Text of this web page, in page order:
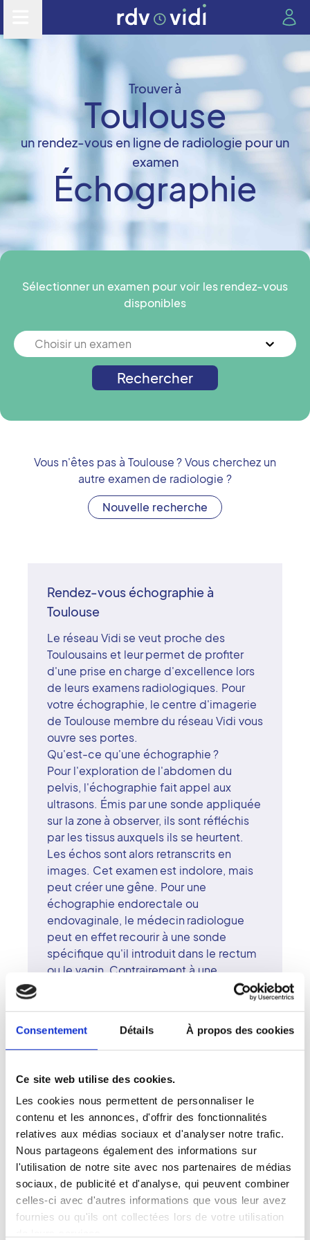
Consentement Détails À propos des cookies
Ce site web utilise des cookies.
Les cookies nous permettent de personnaliser le
contenu et les annonces, d'offrir des fonctionnalités
relatives aux médias sociaux et d'analyser notre trafic.
Nous partageons également des informations sur
l'utilisation de notre site avec nos partenaires de médias
sociaux, de publicité et d'analyse, qui peuvent combiner
celles-ci avec d'autres informations que vous leur avez
fournies ou qu'ils ont collectées lors de votre utilisation
Trouver à
Toulouse
un rendez-vous en ligne de radiologie pour un
examen
Échographie
Sélectionner un examen pour voir les rendez-vous
disponibles
Choisir un examen
Rechercher
Vous n'êtes pas à Toulouse? Vous cherchez un
autre examen de radiologie ?
Nouvelle recherche
Rendez-vous échographie à
Toulouse
Le réseau Vidi se veut proche des
Toulousains et leur permet de profiter
d'une prise en charge d'excellence lors
de leurs examens radiologiques. Pour
votre échographie, le centre d'imagerie
de Toulouse membre du réseau Vidi vous
ouvre ses portes.
Qu'est-ce qu'une échographie ?
Pour l'exploration de l'abdomen du
pelvis, l'échographie fait appel aux
ultrasons. Émis par une sonde appliquée
sur la zone à observer, ils sont réfléchis
par les tissus auxquels ils se heurtent.
Les échos sont alors retranscrits en
images. Cet examen est indolore, mais
peut créer une gêne. Pour une
échographie endorectale ou
endovaginale, le médecin radiologue
peut en effet recourir à une sonde
spécifique qu'il introduit dans le rectum
ou le vagin. Contrairement à une
radiographie, l'échographie n'expose à
aucune irradiation et ne présente donc
La durée de l'examen est variable. Tout
dépend des difficultés techniques.
dans une pièce sombre pour permettre
au médecin radiologue ou au
manipulateur, toujours supervisé par un
radiologue, de mieux voir les images en
mouvement sur l'écran. Vous serez
allongé sur le dos, mais il se peut que
l'on demande de changer de position.
Du gel est appliqué sur la région à
observer pour une meilleure conduction
des ultrasons et faciliter le déplacement